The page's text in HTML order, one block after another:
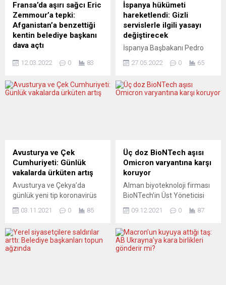
Fransa’da aşırı sağcı Eric
Zemmour’a tepki:
Afganistan’a benzettiği
kentin belediye başkanı
dava açtı
Belediye Başkanı Jean-
Afganistan’a benzeten aşırı
Vilain, Zemmour’un sözlerini
Viry-Chatillon’un onurunu ve
itibarını zedelediği
adına Evry Mahkemesi’ne
şikâyette bulundu. Eric
Zemmour 7 Şubat’ta çıktığı
12.03.2022 0 83
İspanya hükümeti
hareketlendi: Gizli
servislerle ilgili yasayı
değiştirecek
İspanya Başbakanı Pedro
biriminin Pegasus casus
Katalan siyasetçilerin
telefonlarının takibe
reform yapacaklarını
açıkladı. Başbakan Pedro
Sanchez, Pegasus
skandalıyla ilgili siyasi
tartışmalarda, hükümete
dışarıdan destek veren
Katalan ve Bask siyasi
27.05.2022 0 65
Avusturya ve Çek
Cumhuriyeti: Günlük
vakalarda ürküten artış
Avusturya ve Çekya’da
günlük yeni tip koronavirüs
artış yeni önlemleri
son 24 saatte 7 bin 591 yeni
vaka tespit edilirken, bunun
03.11.2021 0 85
Üç doz BioNTech aşısı
Omicron varyantına karşı
koruyor
Alman biyoteknoloji firması
BioNTech’in Üst Yöneticisi
Dr. Uğur Şahin, koronavirüs
ortaya çıkan Omicron
varyantına karşı daha iyi
09.12.2021 0 87